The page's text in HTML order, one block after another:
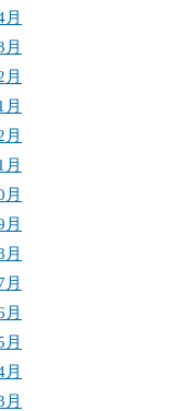
月
月
月
月
月
月
月
月
月
月
月
月
月
月